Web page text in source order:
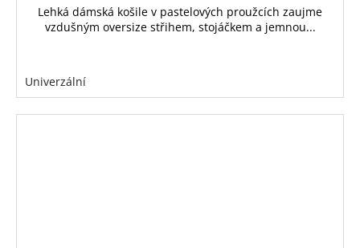
Lehká dámská košile v pastelových proužcích zaujme
vzdušným oversize střihem, stojáčkem a jemnou...
Univerzální